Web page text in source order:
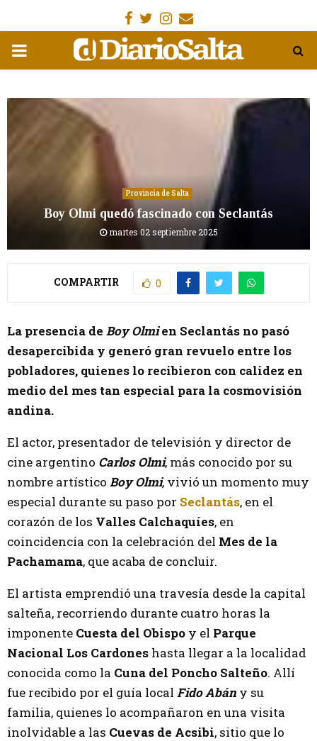
Facebook
Gorjeo
Instagram
Email
MENÚ
Provincia de Salta
Boy Olmi quedó fascinado con Seclantás
martes 02 septiembre 2025
COMPARTIR 0
La presencia de Boy Olmien Seclantás no pasó
desapercibida y generó gran revuelo entre los
pobladores, quienes lo recibieron con calidez en
medio del mes tan especial para la cosmovisión
andina.
El actor, presentador de televisión y director de
cine argentino Carlos Olmi, más conocido por su
nombre artístico Boy Olmi, vivió un momento muy
especial durante su paso por Seclantás, en el
corazón de los Valles Calchaquíes, en
coincidencia con la celebración del Mes de la
Pachamama, que acaba de concluir.
El artista emprendió una travesía desde la capital
salteña, recorriendo durante cuatro horas la
imponente Cuesta del Obispo y el Parque
Nacional Los Cardones hasta llegar a la localidad
conocida como la Cuna del Poncho Salteño. Allí
fue recibido por el guía local Fido Abán y su
familia, quienes lo acompañaron en una visita
inolvidable a las Cuevas de Acsibi, sitio que lo